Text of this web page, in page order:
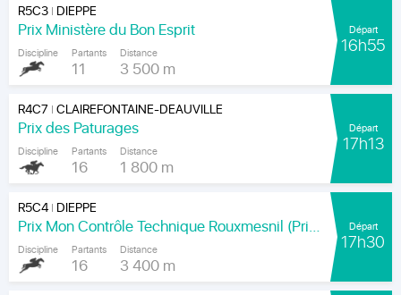
R5C3| DIEPPE
Prix Ministère du Bon Esprit
Discipline Partants
11
Distance
3 500 m
Départ
16h55
R4C7 |CLAIREFONTAINE-DEAUVILLE
Prix des Paturages
Discipline Partants
16
Distance
1 800 m
Départ
17h13
R5C4| DIEPPE
Prix Mon Contrôle Technique Rouxmesnil (Prix Jean de la Rochefoucauld)
Discipline Partants
16
Distance
3 400 m
Départ
17h30